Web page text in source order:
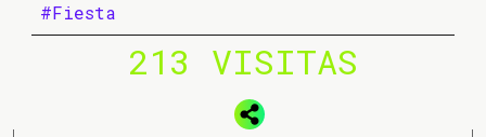
#Fiesta
213 VISITAS